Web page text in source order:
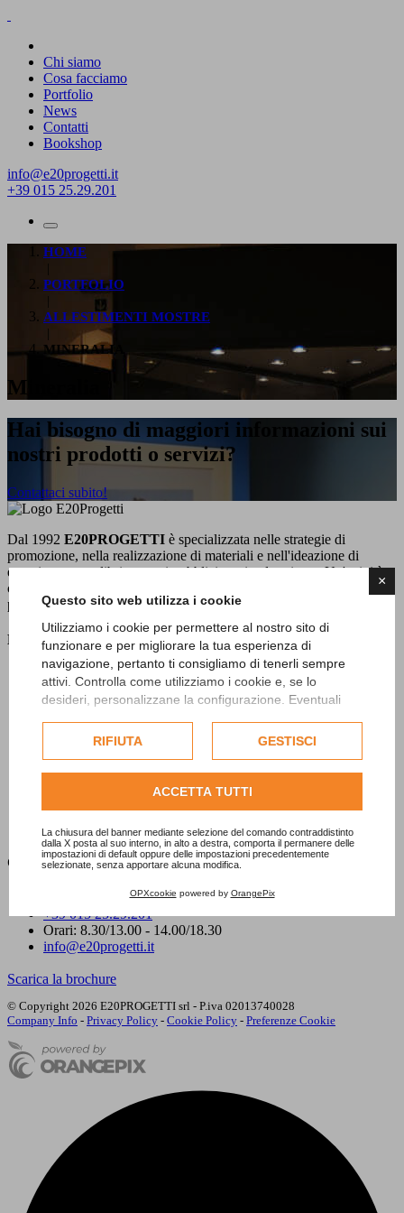
×
Questo sito web utilizza i cookie
Utilizziamo i cookie per permettere al nostro sito di
funzionare e per migliorare la tua esperienza di
navigazione, pertanto ti consigliamo di tenerli sempre
attivi. Controlla come utilizziamo i cookie e, se lo
desideri, personalizzane la configurazione. Eventuali
esclusivamente previa acquisizione del consenso
RIFIUTA GESTISCI
ACCETTA TUTTI
La chiusura del banner mediante selezione del comando contraddistinto
dalla X posta al suo interno, in alto a destra, comporta il permanere delle
impostazioni di default oppure delle impostazioni precedentemente
selezionate, senza apportare alcuna modifica.
OPXcookie powered by OrangePix
Chi siamo
Cosa facciamo
Portfolio
News
Contatti
Bookshop
info@e20progetti.it
+39 015 25.29.201
HOME
PORTFOLIO
ALLESTIMENTI MOSTRE
|
MINERALIA
Mineralia
Hai bisogno di maggiori informazioni sui
nostri prodotti o servizi?
Contattaci subito!
Dal 1992 E20PROGETTI è specializzata nelle strategie di
promozione, nella realizzazione di materiali e nell'ideazione di
eventi, mostre e libri per enti pubblici e aziende private. Un'attività
che da sempre svolge dedicando grande attenzione al territorio
piemontese nel suo insieme produttivo e culturale.
Menu
Home
Chi siamo
Cosa facciamo
Portfolio
Contatti
Bookshop
Contatti
Via Milano, 94 - 13900 Biella (BI)
+39 015 25.29.201
Orari: 8.30/13.00 - 14.00/18.30
info@e20progetti.it
Scarica la brochure
© Copyright 2026 E20PROGETTI srl - P.iva 02013740028
Company Info - Privacy Policy - Cookie Policy - Preferenze Cookie